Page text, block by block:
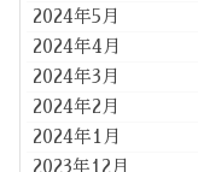
2024年5月
2024年4月
2024年3月
2024年2月
2024年1月
2023年12月